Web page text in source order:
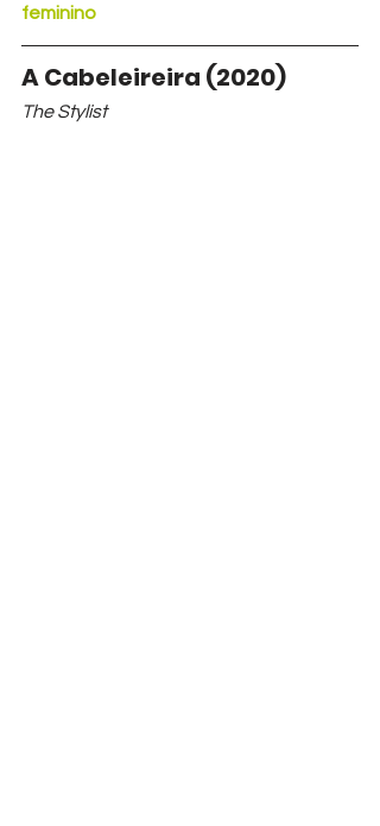
feminino
A Cabeleireira (2020)
The Stylist